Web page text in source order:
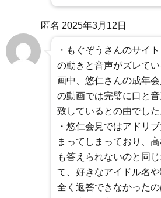
匿名 2025年3月12日
・もぐぞうさんのサイ
の動きと音声がズレて
画中、悠仁さんの成年
の動画では完璧に口と
致しているとの由でした
・悠仁会見ではアドリ
まってしまっており、
も答えられないのと同
て、好きなアイドル名
全く返答できなかった